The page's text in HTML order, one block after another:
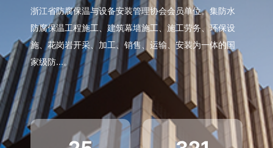
浙江省防腐保温与设备安装管理协会会员单位。集防水
防腐保温工程施工、建筑幕墙施工、施工劳务、环保设
施、花岗岩开采、加工、销售、运输、安装为一体的国
家级防...。